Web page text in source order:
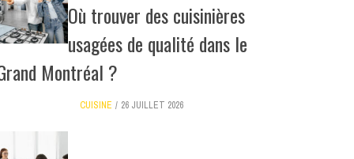
Où trouver des cuisinières
usagées de qualité dans le
Montréal ?
CUISINE 26 JUILLET 2026